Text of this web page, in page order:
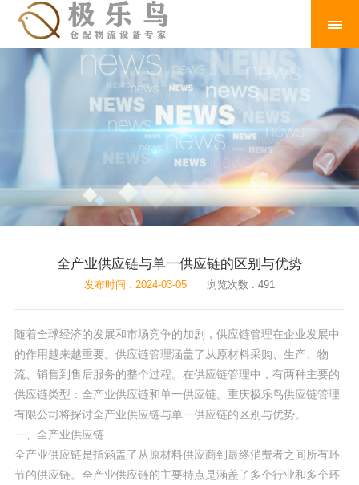
全产业供应链与单一供应链的区别与优势
发布时间 : 2024-03-05 浏览次数 : 491
随着全球经济的发展和市场竞争的加剧，供应链管理在企业发展中
的作用越来越重要。供应链管理涵盖了从原材料采购、生产、物
流、销售到售后服务的整个过程。在供应链管理中，有两种主要的
供应链类型：全产业供应链和单一供应链。重庆极乐鸟供应链管理
有限公司将探讨全产业供应链与单一供应链的区别与优势。
一、全产业供应链
全产业供应链是指涵盖了从原材料供应商到最终消费者之间所有环
节的供应链。全产业供应链的主要特点是涵盖了多个行业和多个环